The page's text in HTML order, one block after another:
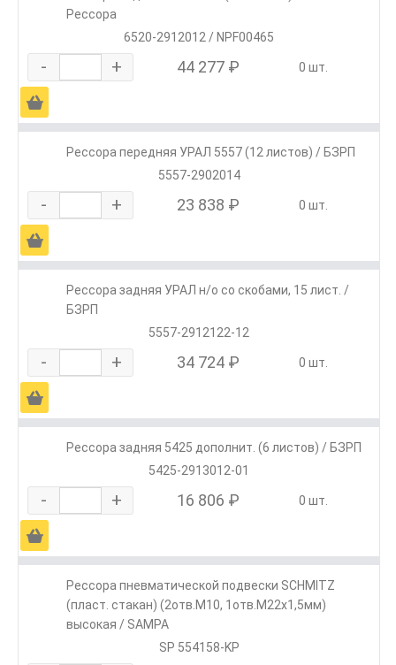
Рессора
6520-2912012 / NPF00465
- + 44 277 ₽ 0 шт.
Ä
Рессора передняя УРАЛ 5557 (12 листов) / БЗРП
5557-2902014
- + 23 838 ₽ 0 шт.
Ä
Рессора задняя УРАЛ н/о со скобами, 15 лист. /
БЗРП
5557-2912122-12
- + 34 724 ₽ 0 шт.
Ä
Рессора задняя 5425 дополнит. (6 листов) / БЗРП
5425-2913012-01
- + 16 806 ₽ 0 шт.
Ä
Рессора пневматической подвески SCHMITZ
(пласт. стакан) (2отв.M10, 1отв.M22х1,5мм)
высокая / SAMPA
SP 554158-KP